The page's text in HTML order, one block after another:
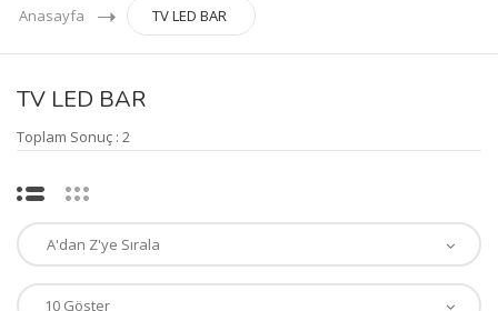
Anasayfa TV LED BAR
TV LED BAR
Toplam Sonuç : 2